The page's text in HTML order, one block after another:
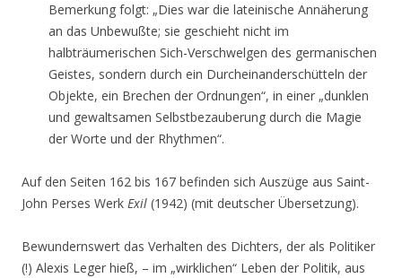
Bemerkung folgt: „Dies war die lateinische Annäherung
an das Unbewußte; sie geschieht nicht im
halbträumerischen Sich-Verschwelgen des germanischen
Geistes, sondern durch ein Durcheinanderschütteln der
Objekte, ein Brechen der Ordnungen“, in einer „dunklen
und gewaltsamen Selbstbezauberung durch die Magie
der Worte und der Rhythmen“.
Auf den Seiten 162 bis 167 befinden sich Auszüge aus Saint-
John Perses Werk Exil (1942) (mit deutscher Übersetzung).
Bewundernswert das Verhalten des Dichters, der als Politiker
(!) Alexis Leger hieß, – im „wirklichen“ Leben der Politik, aus